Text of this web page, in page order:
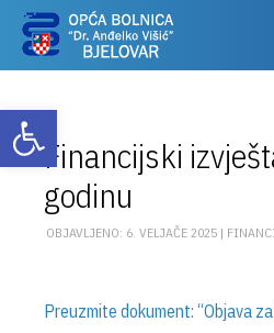
Otvori alatnu traku
Financijski
godinu
OBJAVLJENO: 6. VELJAČE 2025 |
Preuzmite dokument: “Objava